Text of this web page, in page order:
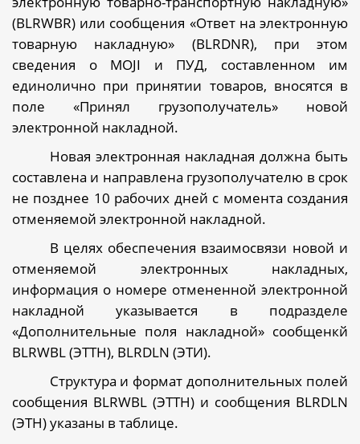
(BLRWBR) или сообщения «Ответ на электронную
товарную накладную» (BLRDNR), при этом
сведения о MOJI и ПУД, составленном им
единолично при принятии товаров, вносятся в
поле «Принял грузополучатель» новой
электронной накладной.
Новая электронная накладная должна быть
составлена и направлена грузополучателю в срок
не позднее 10 рабочих дней с момента создания
отменяемой электронной накладной.
В целях обеспечения взаимосвязи новой и
отменяемой электронных накладных,
информация о номере отмененной электронной
накладной указывается в подразделе
«Дополнительные поля накладной» сообщенкй
BLRWBL(ЭТТН), BLRDLN (ЭТИ).
Структура и формат дополнительных полей
сообщения BLRWBL (ЭТТН) и сообщения BLRDLN
(ЭТН) указаны в таблице.